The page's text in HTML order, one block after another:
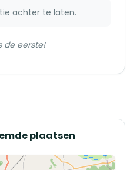
achter te laten.
de eerste!
plaatsen